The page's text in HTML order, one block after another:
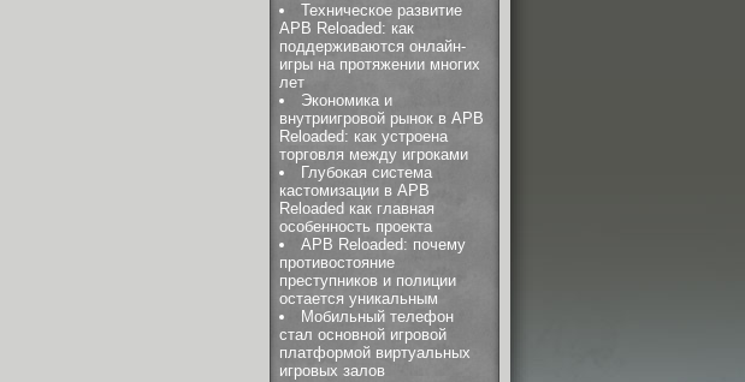
Техническое развитие
APB Reloaded: как
поддерживаются онлайн-
игры на протяжении многих
лет
Экономика и
внутриигровой рынок в APB
Reloaded: как устроена
торговля между игроками
Глубокая система
кастомизации в APB
Reloaded как главная
особенность проекта
APB Reloaded: почему
противостояние
преступников и полиции
остается уникальным
Мобильный телефон
стал основной игровой
платформой виртуальных
игровых залов